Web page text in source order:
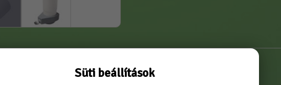
esővízgyűjtőhöz
csatornaszűrő
Süti beállítások